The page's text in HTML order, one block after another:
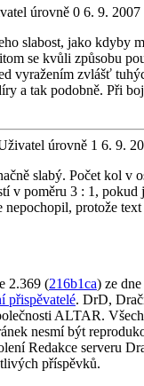
6. 9. 2007
slabost, jako kdyby
se kvůli způsobu
vyražením zvlášť
a tak podobně. Při
6. 9.
slabý. Počet kol v
v poměru 3 : 1, pokud
nepochopil, protože
2.369 (216b1ca) ze
přispěvatelé. DrD,
ALTAR.
nesmí být
Redakce serveru
příspěvků.